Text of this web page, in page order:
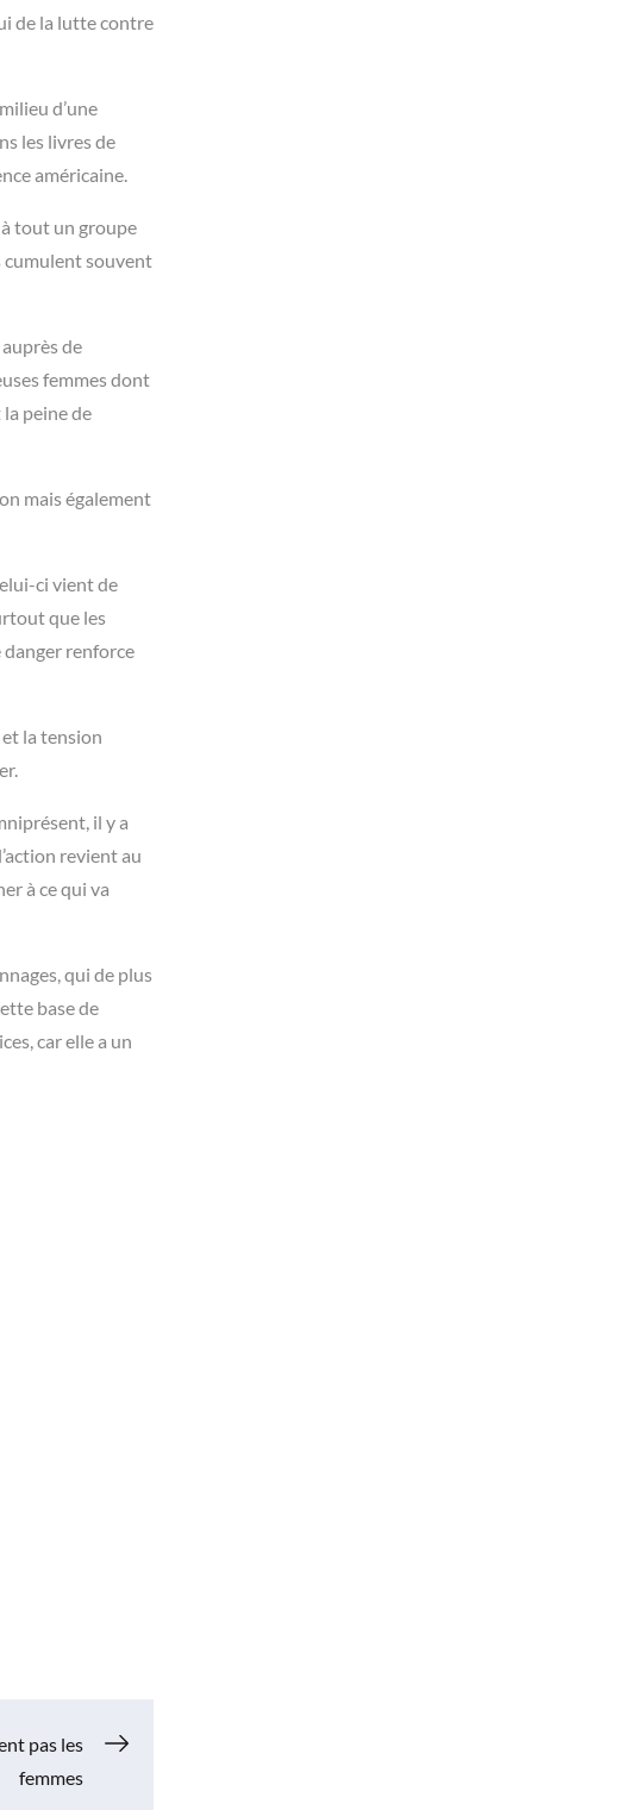
de la lutte contre
d’une
les livres de
américaine.
à tout un groupe
cumulent souvent
de
femmes dont
peine de
mais également
ci vient de
que les
danger renforce
la tension
il y a
revient au
à ce qui va
qui de plus
base de
car elle a un
pas les
femmes